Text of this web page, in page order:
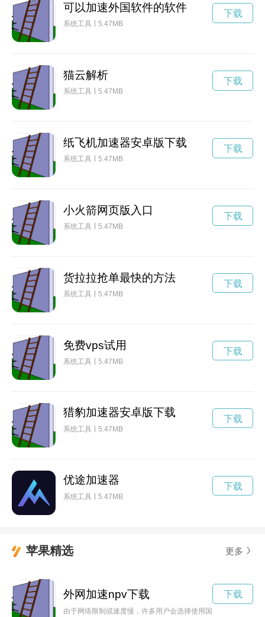
可以加速外国软件的软件
系统工具 5.47MB
下载
猫云解析
系统工具 5.47MB
下载
纸飞机加速器安卓版下载
系统工具 5.47MB
下载
小火箭网页版入口
系统工具 5.47MB
下载
货拉拉抢单最快的方法
系统工具 5.47MB
下载
免费vps试用
系统工具 5.47MB
下载
猎豹加速器安卓版下载
系统工具 5.47MB
下载
优途加速器
系统工具 5.47MB
下载
苹果精选 更多
外网加速npv下载
由于网络限制或速度慢，许多用户会选择使用国外免费加速器
下载